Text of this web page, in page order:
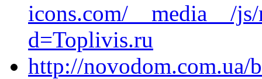
icons.com/__media__/
d=Toplivis.ru
http://novodom.com.ua/